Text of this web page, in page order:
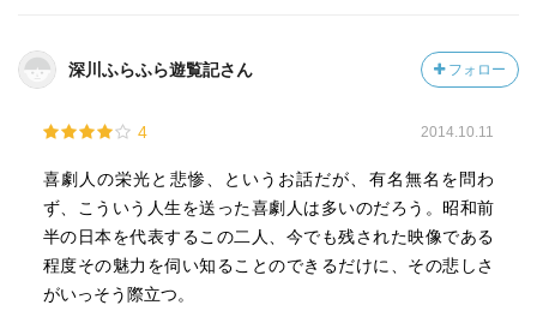
深川ふらふら遊覧記さん フォロー
4 2014.10.11
喜劇人の栄光と悲惨、というお話だが、有名無名を問わ
ず、こういう人生を送った喜劇人は多いのだろう。昭和前
半の日本を代表するこの二人、今でも残された映像である
程度その魅力を伺い知ることのできるだけに、その悲しさ
がいっそう際立つ。